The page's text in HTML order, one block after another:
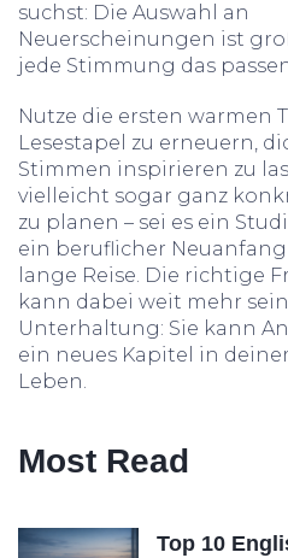
suchst: Die Auswahl an
Neuerscheinungen ist
jede Stimmung das
Nutze die ersten warmen
Lesestapel zu erneuern,
Stimmen inspirieren zu
vielleicht sogar ganz
zu planen – sei es ein
ein beruflicher
lange Reise. Die richtige
kann dabei weit mehr
Unterhaltung: Sie kann
ein neues Kapitel in
Leben.
Most Read
Top 10